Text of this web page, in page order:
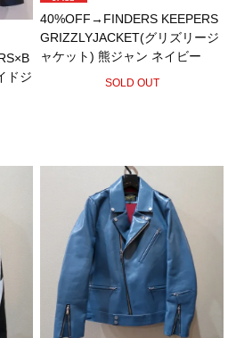
ドジ
40%OFF→FINDERS KEEPERS
GRIZZLYJACKET(グリズリージ
ャケット) 熊ジャン ネイビー
SOLD OUT